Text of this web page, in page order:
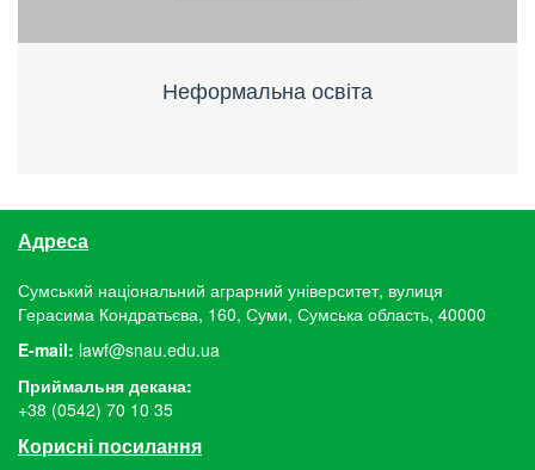
Неформальна освіта
Адреса
Сумський національний аграрний університет, вулиця
Герасима Кондратьєва, 160, Суми, Сумська область, 40000
E-mail: lawf@snau.edu.ua
Приймальня декана:
+38 (0542) 70 10 35
Корисні посилання